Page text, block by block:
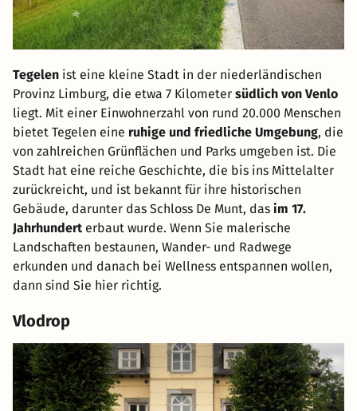
Tegelen ist eine kleine Stadt in der niederländischen
Provinz Limburg, die etwa 7 Kilometer südlich von Venlo
liegt. Mit einer Einwohnerzahl von rund 20.000 Menschen
bietet Tegelen eine ruhige und friedliche Umgebung, die
von zahlreichen Grünflächen und Parks umgeben ist. Die
Stadt hat eine reiche Geschichte, die bis ins Mittelalter
zurückreicht, und ist bekannt für ihre historischen
Gebäude, darunter das Schloss De Munt, das im 17.
Jahrhundert erbaut wurde. Wenn Sie malerische
Landschaften bestaunen, Wander- und Radwege
erkunden und danach bei Wellness entspannen wollen,
dann sind Sie hier richtig.
Vlodrop